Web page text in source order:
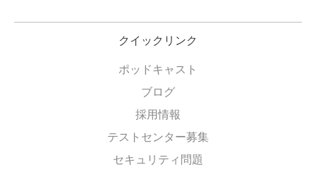
クイックリンク
ポッドキャスト
ブログ
採用情報
テストセンター募集
セキュリティ問題